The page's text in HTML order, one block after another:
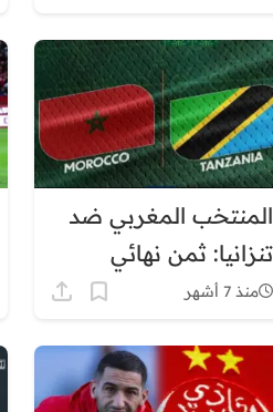
المنتخب المغربي ضد
تنزانيا: ثمن نهائي
حاسم… هل يواصل
منذ 7 أشهر